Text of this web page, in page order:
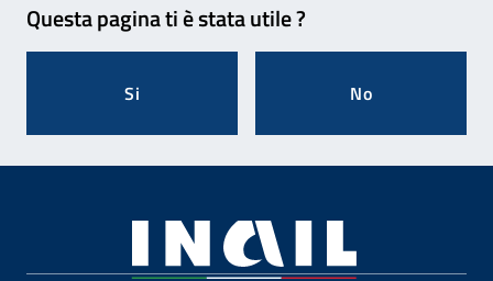
Questa pagina ti è stata utile ?
Si No